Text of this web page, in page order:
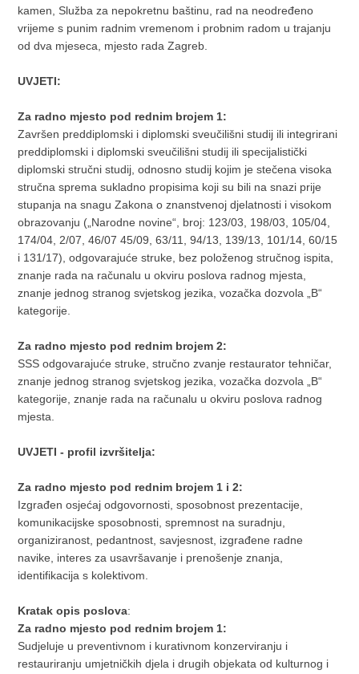
kamen, Služba za nepokretnu baštinu, rad na neodređeno
vrijeme s punim radnim vremenom i probnim radom u trajanju
od dva mjeseca, mjesto rada Zagreb.
UVJETI:
Za radno mjesto pod rednim brojem 1:
Završen preddiplomski i diplomski sveučilišni studij ili integrirani
preddiplomski i diplomski sveučilišni studij ili specijalistički
diplomski stručni studij, odnosno studij kojim je stečena visoka
stručna sprema sukladno propisima koji su bili na snazi prije
stupanja na snagu Zakona o znanstvenoj djelatnosti i visokom
obrazovanju („Narodne novine“, broj: 123/03, 198/03, 105/04,
174/04, 2/07, 46/07 45/09, 63/11, 94/13, 139/13, 101/14, 60/15
i 131/17), odgovarajuće struke, bez položenog stručnog ispita,
znanje rada na računalu u okviru poslova radnog mjesta,
znanje jednog stranog svjetskog jezika, vozačka dozvola „B“
kategorije.
Za radno mjesto pod rednim brojem 2:
SSS odgovarajuće struke, stručno zvanje restaurator tehničar,
znanje jednog stranog svjetskog jezika, vozačka dozvola „B“
kategorije, znanje rada na računalu u okviru poslova radnog
mjesta.
UVJETI - profil izvršitelja:
Za radno mjesto pod rednim brojem 1 i 2:
Izgrađen osjećaj odgovornosti, sposobnost prezentacije,
komunikacijske sposobnosti, spremnost na suradnju,
organiziranost, pedantnost, savjesnost, izgrađene radne
navike, interes za usavršavanje i prenošenje znanja,
identifikacija s kolektivom.
Kratak opis poslova:
Za radno mjesto pod rednim brojem 1:
Sudjeluje u preventivnom i kurativnom konzerviranju i
restauriranju umjetničkih djela i drugih objekata od kulturnog i